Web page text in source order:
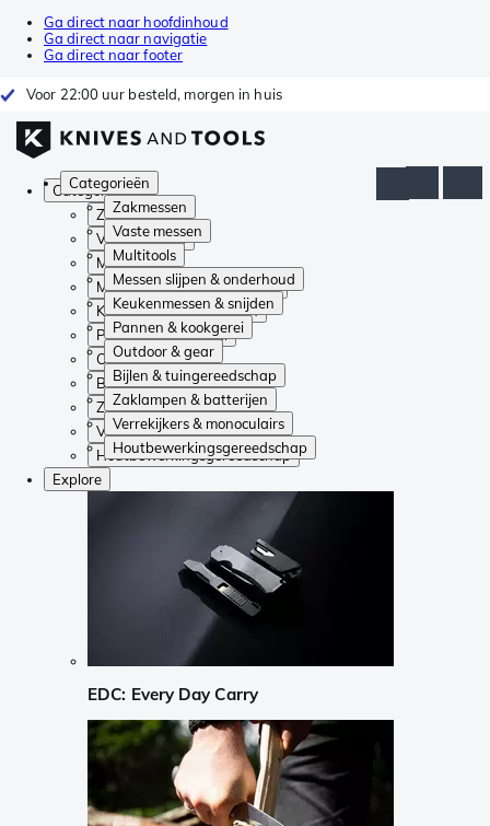
Ga direct naar hoofdinhoud
Ga direct naar navigatie
Ga direct naar footer
Voor 22:00 uur besteld, morgen in huis
Categorieën
Zakmessen
Vaste messen
Multitools
Messen slijpen & onderhoud
Keukenmessen & snijden
Pannen & kookgerei
Outdoor & gear
Bijlen & tuingereedschap
Zaklampen & batterijen
Verrekijkers & monoculairs
Houtbewerkingsgereedschap
Categorieën
Zakmessen
Vaste messen
Multitools
Messen slijpen & onderhoud
Keukenmessen & snijden
Pannen & kookgerei
Outdoor & gear
Bijlen & tuingereedschap
Zaklampen & batterijen
Verrekijkers & monoculairs
Houtbewerkingsgereedschap
Explore
EDC: Every Day Carry